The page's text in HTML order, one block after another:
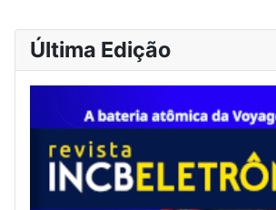
Última Edição